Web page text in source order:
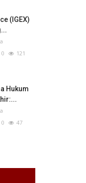
(IGEX)
0
121
Hukum
0
47